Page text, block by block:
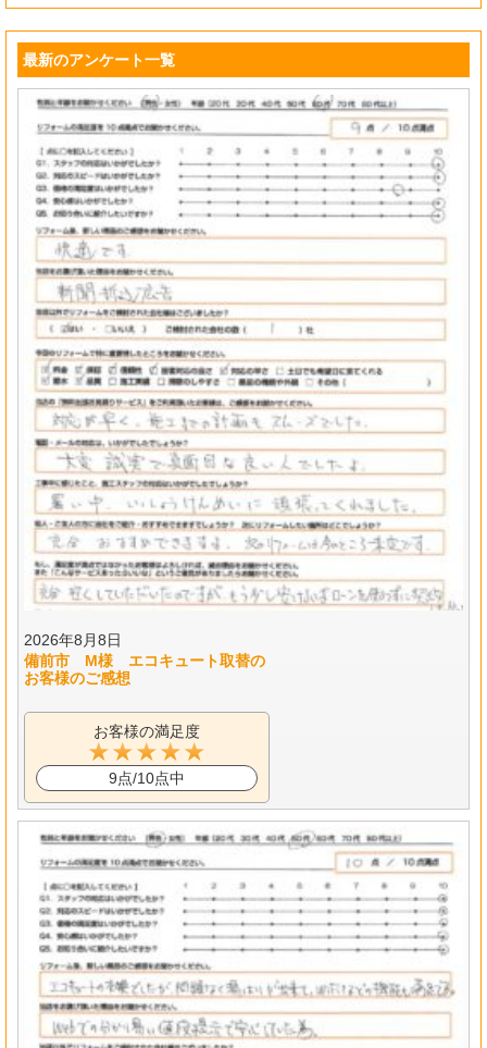
最新のアンケート一覧
2026年8月8日
備前市 M様 エコキュート取替の
お客様のご感想
お客様の満足度
9点/10点中